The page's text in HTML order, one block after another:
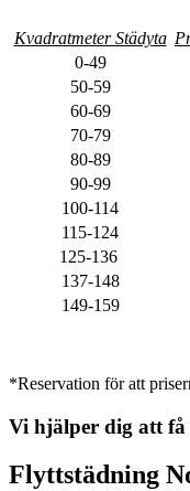
Kvadratmeter Städyta
0-49
50-59
60-69
70-79
80-89
90-99
100-114
115-124
125-136
137-148
149-159
*Reservation för att
Vi hjälper dig att
Flyttstädning